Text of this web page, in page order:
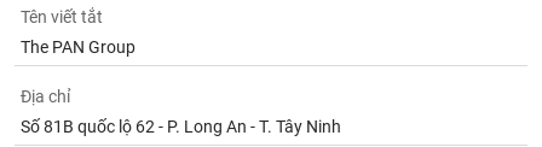
Tên viết tắt
The PAN Group
Địa chỉ
Số 81B quốc lộ 62 - P. Long An - T. Tây Ninh